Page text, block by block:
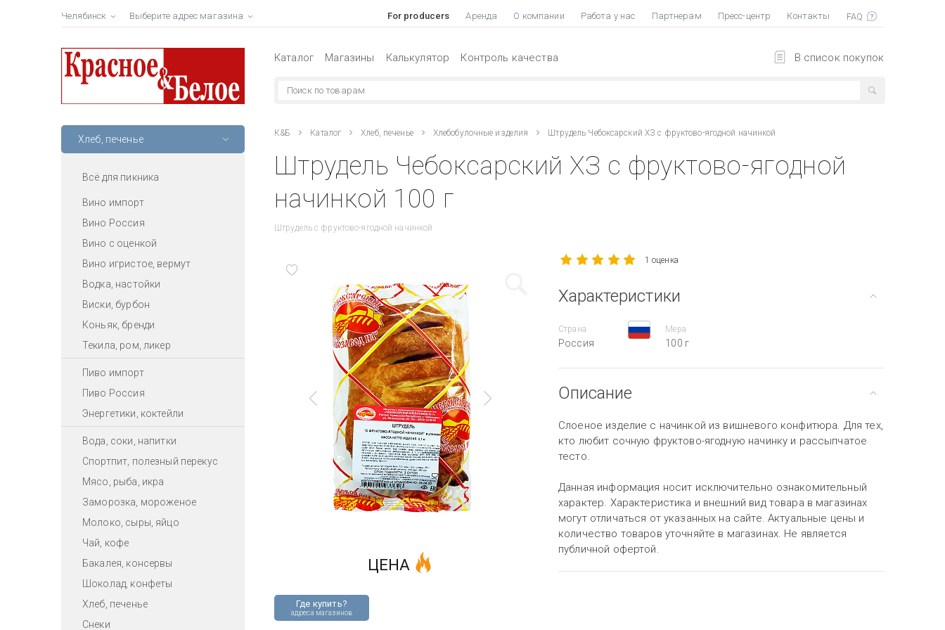
Челябинск Выберите адрес магазина For producers Аренда О компании Работа у нас Партнерам Пресс-центр Контакты
В список покупок
Каталог Магазины Калькулятор Контроль качества
Хлеб, печенье
Всё для пикника
Вино импорт
Вино Россия
Вино с оценкой
Вино игристое, вермут
Водка, настойки
Виски, бурбон
Коньяк, бренди
Текила, ром, ликер
Пиво импорт
Пиво Россия
Энергетики, коктейли
Вода, соки, напитки
Спортпит, полезный перекус
Мясо, рыба, икра
Заморозка, мороженое
Молоко, сыры, яйцо
Чай, кофе
Бакалея, консервы
Шоколад, конфеты
Хлеб, печенье
Снеки
К&Б Каталог Хлеб, печенье Хлебобулочные изделия Штрудель Чебоксарский ХЗ с фруктово-ягодной начинкой
Штрудель Чебоксарский ХЗ с фруктово-ягодной
начинкой 100 г
Штрудель с фруктово-ягодной начинкой
Где купить?
адреса магазинов
ЦЕНА
1 оценка
Характеристики
Страна
Россия
Мера
100 г
Описание
Слоеное изделие с начинкой из вишневого конфитюра. Для тех,
кто любит сочную фруктово-ягодную начинку и рассыпчатое
тесто.
Данная информация носит исключительно ознакомительный
характер. Характеристика и внешний вид товара в магазинах
могут отличаться от указанных на сайте. Актуальные цены и
количество товаров уточняйте в магазинах. Не является
публичной офертой.